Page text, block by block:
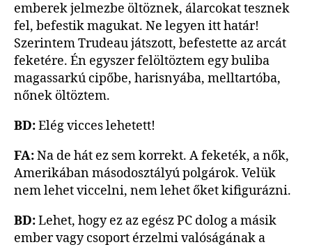
emberek jelmezbe öltöznek, álarcokat tesznek
fel, befestik magukat. Ne legyen itt határ!
Szerintem Trudeau játszott, befestette az arcát
feketére. Én egyszer felöltöztem egy buliba
magassarkú cipőbe, harisnyába, melltartóba,
nőnek öltöztem.
BD:Elég vicces lehetett!
FA:Na de hát ez sem korrekt. A feketék, a nők,
Amerikában másodosztályú polgárok. Velük
nem lehet viccelni, nem lehet őket kifigurázni.
BD:Lehet, hogy ez az egész PC dolog a másik
ember vagy csoport érzelmi valóságának a